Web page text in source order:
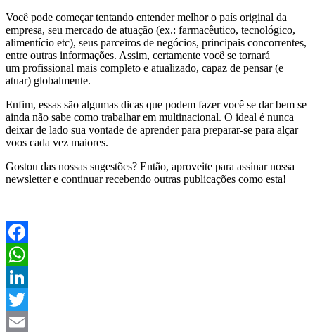
Você pode começar tentando entender melhor o país original da
empresa, seu mercado de atuação (ex.: farmacêutico, tecnológico,
alimentício etc), seus parceiros de negócios, principais concorrentes,
entre outras informações. Assim, certamente você se tornará
um profissional mais completo e atualizado, capaz de pensar (e
atuar) globalmente.
Enfim, essas são algumas dicas que podem fazer você se dar bem se
ainda não sabe como trabalhar em multinacional. O ideal é nunca
deixar de lado sua vontade de aprender para preparar-se para alçar
voos cada vez maiores.
Gostou das nossas sugestões? Então, aproveite para assinar nossa
newsletter e continuar recebendo outras publicações como esta!
Facebook
WhatsApp
LinkedIn
Twitter